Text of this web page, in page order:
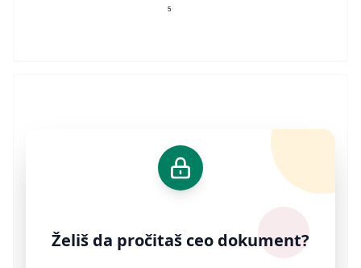
5
Želiš da pročitaš ceo dokument?